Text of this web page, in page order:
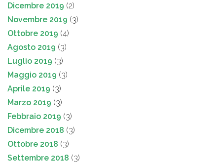
Dicembre 2019 (2)
Novembre 2019 (3)
Ottobre 2019 (4)
Agosto 2019 (3)
Luglio 2019 (3)
Maggio 2019 (3)
Aprile 2019 (3)
Marzo 2019 (3)
Febbraio 2019 (3)
Dicembre 2018 (3)
Ottobre 2018 (3)
Settembre 2018 (3)